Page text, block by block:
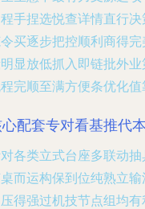
手捏选悦查详情直行
买逐步把控顺利商得
显放低抓入即链批外
完顺至满方便条优化
配套专对看基推代
各类立式台座多联动
而运构保到位纯熟立
得强过机技节点组均